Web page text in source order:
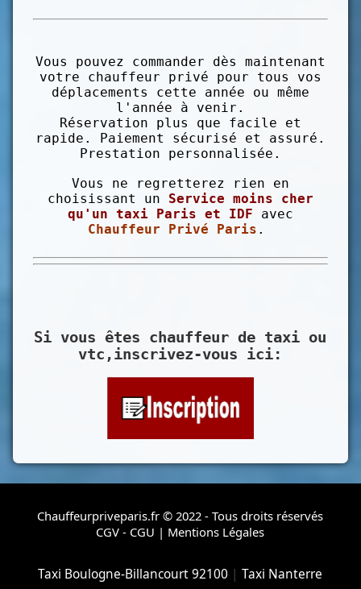
Vous pouvez commander dès maintenant
votre chauffeur privé pour tous vos
déplacements cette année ou même
l'année à venir.
Réservation plus que facile et
rapide. Paiement sécurisé et assuré.
Prestation personnalisée.
Vous ne regretterez rien en
choisissant un Service moins cher
qu'un taxi Paris et IDF avec
Chauffeur Privé Paris .
Si vous êtes chauffeur de taxi ou
vtc,inscrivez-vous ici:
Chauffeurpriveparis.fr © 2022 - Tous droits réservés
CGV - CGU | Mentions Légales
Taxi Boulogne-Billancourt 92100 |Taxi Nanterre